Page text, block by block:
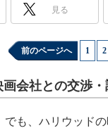
見る
前のページへ 1 2
会社との交渉・
も、ハリウッドの